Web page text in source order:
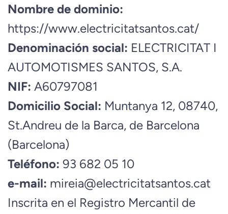
Nombre de dominio:
https://www.electricitatsantos.cat/
Denominación social: ELECTRICITAT I
AUTOMOTISMES SANTOS, S.A.
NIF: A60797081
Domicilio Social: Muntanya 12, 08740,
St.Andreu de la Barca, de Barcelona
(Barcelona)
Teléfono: 93 682 05 10
e-mail: mireia@electricitatsantos.cat
Inscrita en el Registro Mercantil de